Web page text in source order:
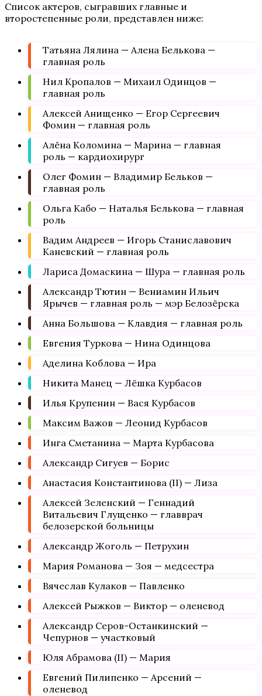
Список актеров, сыгравших главные и
второстепенные роли, представлен ниже:
Татьяна Лялина — Алена Белькова —
главная роль
Нил Кропалов — Михаил Одинцов —
главная роль
Алексей Анищенко — Егор Сергеевич
Фомин — главная роль
Алёна Коломина — Марина — главная
роль — кардиохирург
Олег Фомин — Владимир Бельков —
главная роль
Ольга Кабо — Наталья Белькова — главная
роль
Вадим Андреев — Игорь Станиславович
Каневский — главная роль
Лариса Домаскина — Шура — главная роль
Александр Тютин — Вениамин Ильич
Ярычев — главная роль — мэр Белозёрска
Анна Большова — Клавдия — главная роль
Евгения Туркова — Нина Одинцова
Аделина Коблова — Ира
Никита Манец — Лёшка Курбасов
Илья Крупенин — Вася Курбасов
Максим Важов — Леонид Курбасов
Инга Сметанина — Марта Курбасова
Александр Сигуев — Борис
Анастасия Константинова (II) — Лиза
Алексей Зеленский — Геннадий
Витальевич Глущенко — главврач
белозерской больницы
Александр Жоголь — Петрухин
Мария Романова — Зоя — медсестра
Вячеслав Кулаков — Павленко
Алексей Рыжков — Виктор — оленевод
Александр Серов-Останкинский —
Чепурнов — участковый
Юля Абрамова (II) — Мария
Евгений Пилипенко — Арсений —
оленевод